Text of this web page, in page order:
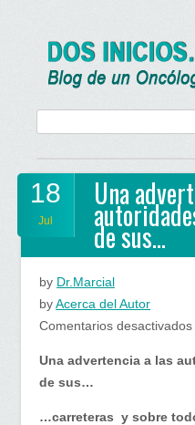
18
Jul
Una
de sus…
by Dr.Marcial
byAcerca del Autor
Comentarios desactivados
Una advertencia a las
de sus…
…carreteras y sobre